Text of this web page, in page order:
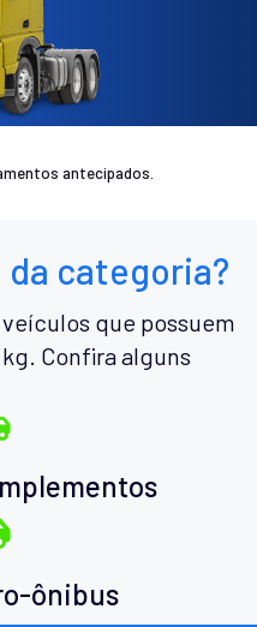
antecipados.
da categoria?
que possuem
Confira alguns
ônibus